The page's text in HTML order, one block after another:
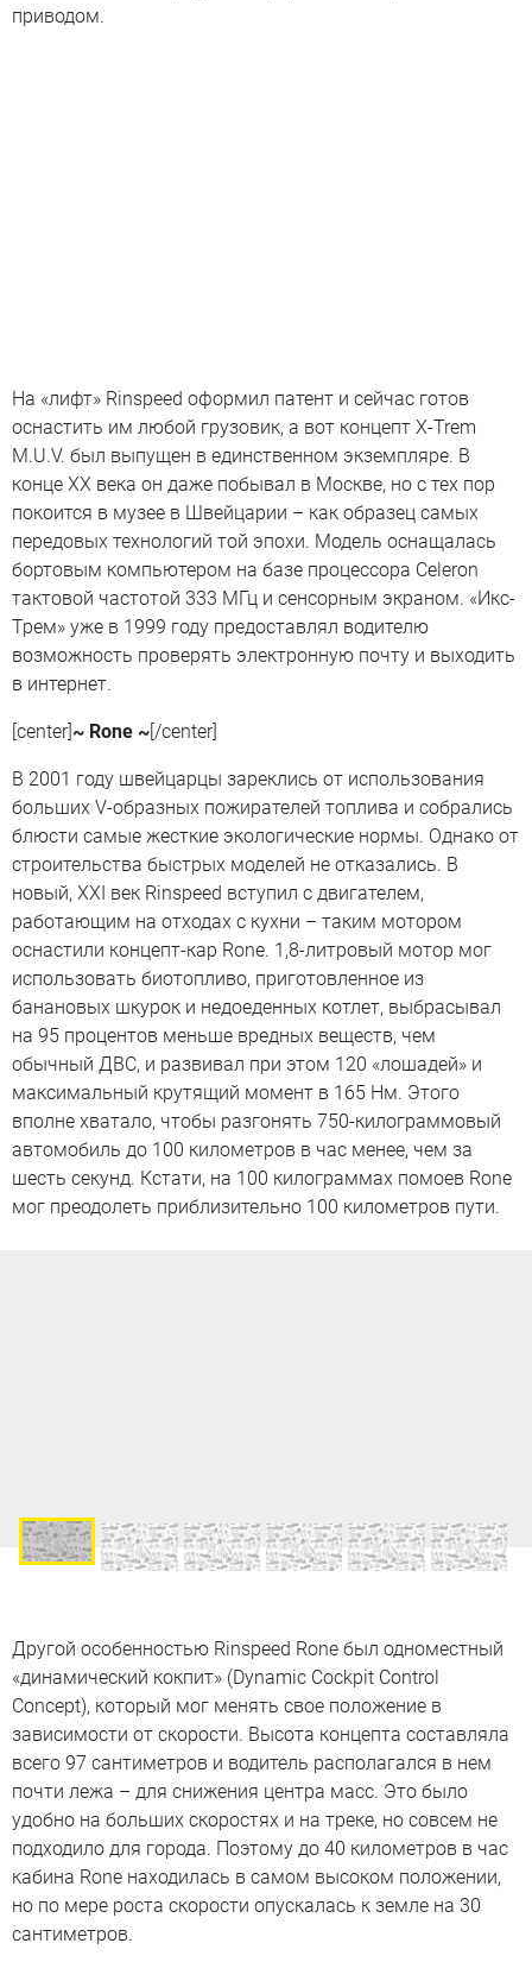
приводом.
На «лифт» Rinspeed оформил патент и сейчас готов
оснастить им любой грузовик, а вот концепт X-Trem
M.U.V. был выпущен в единственном экземпляре. В
конце XX века он даже побывал в Москве, но с тех пор
покоится в музее в Швейцарии – как образец самых
передовых технологий той эпохи. Модель оснащалась
бортовым компьютером на базе процессора Celeron
тактовой частотой 333 МГц и сенсорным экраном. «Икс-
Трем» уже в 1999 году предоставлял водителю
возможность проверять электронную почту и выходить
в интернет.
[center] ~ Rone ~ [/center]
В 2001 году швейцарцы зареклись от использования
больших V-образных пожирателей топлива и собрались
блюсти самые жесткие экологические нормы. Однако от
строительства быстрых моделей не отказались. В
новый, XXI век Rinspeed вступил с двигателем,
работающим на отходах с кухни – таким мотором
оснастили концепт-кар Rone. 1,8-литровый мотор мог
использовать биотопливо, приготовленное из
банановых шкурок и недоеденных котлет, выбрасывал
на 95 процентов меньше вредных веществ, чем
обычный ДВС, и развивал при этом 120 «лошадей» и
максимальный крутящий момент в 165 Нм. Этого
вполне хватало, чтобы разгонять 750-килограммовый
автомобиль до 100 километров в час менее, чем за
шесть секунд. Кстати, на 100 килограммах помоев Rone
мог преодолеть приблизительно 100 километров пути.
Другой особенностью Rinspeed Rone был одноместный
«динамический кокпит» (Dynamic Cockpit Control
Concept), который мог менять свое положение в
зависимости от скорости. Высота концепта составляла
всего 97 сантиметров и водитель располагался в нем
почти лежа – для снижения центра масс. Это было
удобно на больших скоростях и на треке, но совсем не
подходило для города. Поэтому до 40 километров в час
кабина Rone находилась в самом высоком положении,
но по мере роста скорости опускалась к земле на 30
сантиметров.